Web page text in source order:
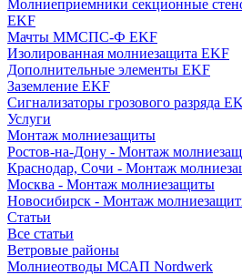
Молниеприемники секционные
EKF
Мачты ММСПС-Ф EKF
Изолированная молниезащита EKF
Дополнительные элементы EKF
Заземление EKF
Сигнализаторы грозового разряда
Услуги
Монтаж молниезащиты
Ростов-на-Дону - Монтаж
Краснодар, Сочи - Монтаж
Москва - Монтаж молниезащиты
Новосибирск - Монтаж
Статьи
Все статьи
Ветровые районы
Молниеотводы МСАП Nordwerk